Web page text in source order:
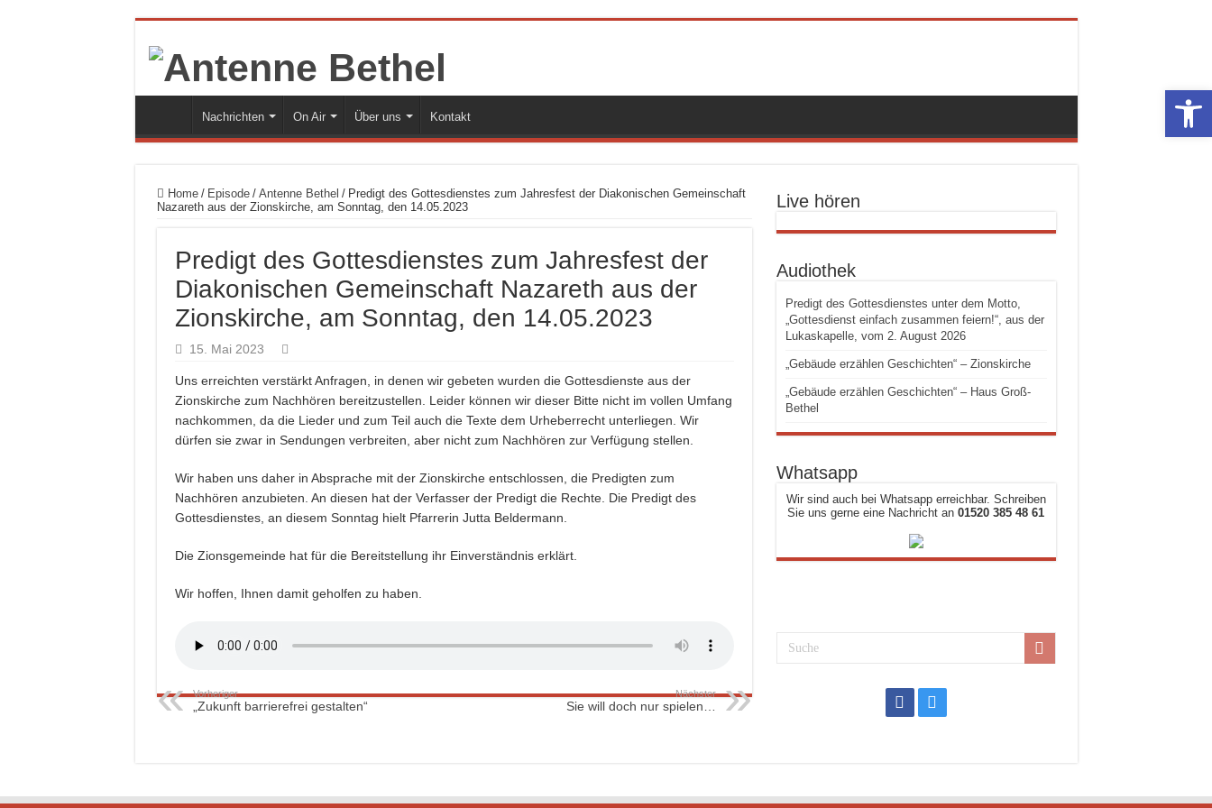
Nachrichten On Air Über uns Kontakt
Home / Episode / Antenne Bethel / Predigt des Gottesdienstes zum Jahresfest der Diakonischen Gemeinschaft
Nazareth aus der Zionskirche, am Sonntag, den 14.05.2023
Predigt des Gottesdienstes zum Jahresfest der
Diakonischen Gemeinschaft Nazareth aus der
Zionskirche, am Sonntag, den 14.05.2023
15. Mai 2023
Uns erreichten verstärkt Anfragen, in denen wir gebeten wurden die Gottesdienste aus der
Zionskirche zum Nachhören bereitzustellen. Leider können wir dieser Bitte nicht im vollen Umfang
nachkommen, da die Lieder und zum Teil auch die Texte dem Urheberrecht unterliegen. Wir
dürfen sie zwar in Sendungen verbreiten, aber nicht zum Nachhören zur Verfügung stellen.
Wir haben uns daher in Absprache mit der Zionskirche entschlossen, die Predigten zum
Nachhören anzubieten. An diesen hat der Verfasser der Predigt die Rechte. Die Predigt des
Gottesdienstes, an diesem Sonntag hielt Pfarrerin Jutta Beldermann.
Die Zionsgemeinde hat für die Bereitstellung ihr Einverständnis erklärt.
Wir hoffen, Ihnen damit geholfen zu haben.
Vorheriger
„Zukunft barrierefrei gestalten“
Nächster
Sie will doch nur spielen…
Live hören
Audiothek
Predigt des Gottesdienstes unter dem Motto,
„Gottesdienst einfach zusammen feiern!“, aus der
Lukaskapelle, vom 2. August 2026
„Gebäude erzählen Geschichten“ – Zionskirche
„Gebäude erzählen Geschichten“ – Haus Groß-
Bethel
Whatsapp
Wir sind auch bei Whatsapp erreichbar. Schreiben
Sie uns gerne eine Nachricht an 01520 385 48 61